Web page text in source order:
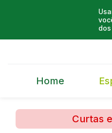
Home
Curtas